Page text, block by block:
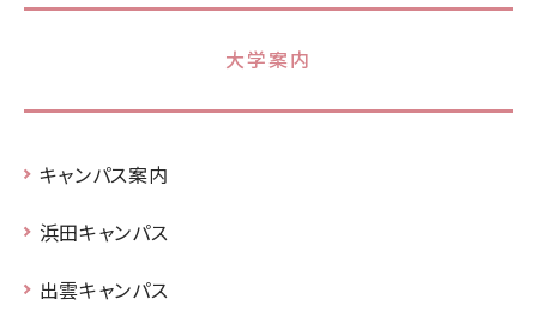
大学案内
キャンパス案内
浜田キャンパス
出雲キャンパス